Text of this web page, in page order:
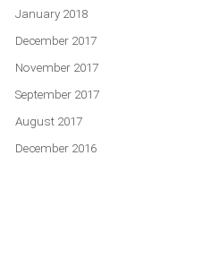
January 2018
December 2017
November 2017
September 2017
August 2017
December 2016